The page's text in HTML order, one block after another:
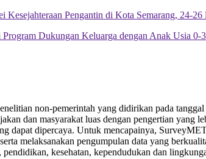
Kesejahteraan Pengantin di Kota Semarang, 24-
Program Dukungan Keluarga dengan Anak Usia
non-pemerintah yang didirikan pada
dan masyarakat luas dengan pengertian
dapat dipercaya. Untuk mencapainya,
melaksanakan pengumpulan data yang
kesehatan, kependudukan dan